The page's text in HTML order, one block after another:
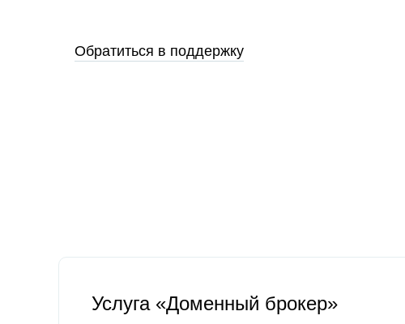
Обратиться в поддержку
Услуга «Доменный брокер»